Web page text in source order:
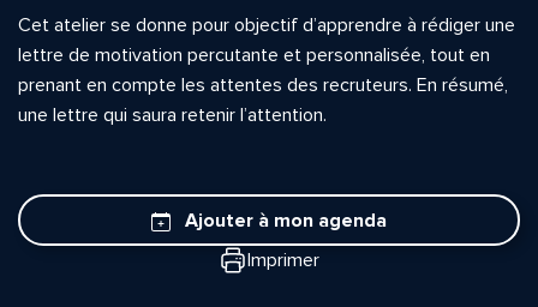
Cet atelier se donne pour objectif d’apprendre à rédiger une
lettre de motivation percutante et personnalisée, tout en
prenant en compte les attentes des recruteurs. En résumé,
une lettre qui saura retenir l’attention.
Ajouter à mon agenda
Imprimer